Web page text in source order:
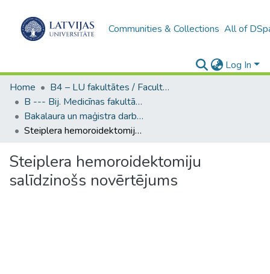
Communities & Collections All of
Log In
Home
B4 – LU fakultātes / Faculties of the UL
B --- Bij. Medicīnas fakultātes studentu noslēguma darbi / Faculty of Medicine - Graduate works
Bakalaura un maģistra darbi (MF) / Bachelor's and Master's theses
Steiplera hemoroidektomiju salīdzinošs novērtējums
Steiplera hemoroidektomiju
salīdzinošs novērtējums